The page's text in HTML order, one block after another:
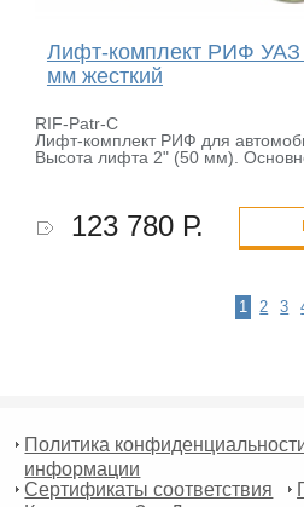
Лифт-комплект РИФ УАЗ
мм жесткий
RIF-Patr-C
Лифт-комплект РИФ для
Высота лифта 2" (50 мм).
123 780 Р.
1 2 3
Политика
информации
Сертификаты соответствия